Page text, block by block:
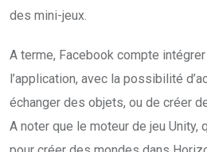
des mini-jeux.
A terme, Facebook compte
l’application, avec la possibilité
échanger des objets, ou de créer
A noter que le moteur de jeu Unity,